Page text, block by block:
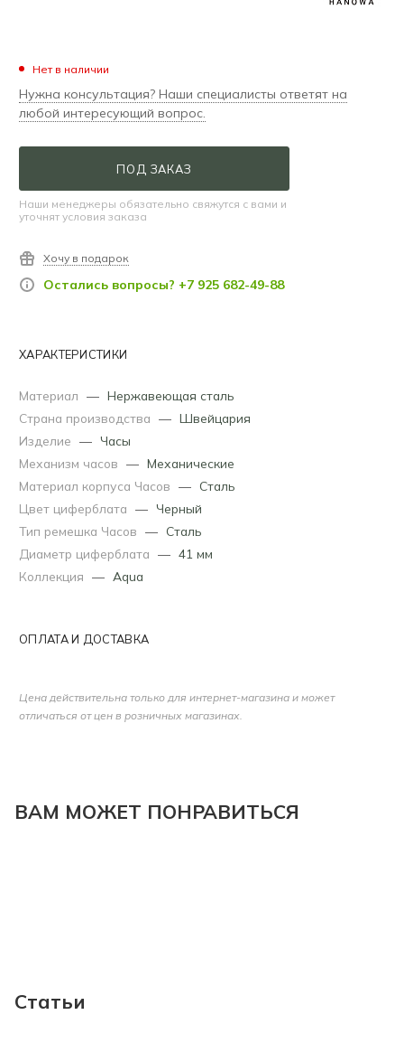
Нет в наличии
Нужна консультация? Наши специалисты ответят на
любой интересующий вопрос.
ПОД ЗАКАЗ
Наши менеджеры обязательно свяжутся с вами и
уточнят условия заказа
Хочу в подарок
Остались вопросы? +7 925 682-49-88
ХАРАКТЕРИСТИКИ
Материал — Нержавеющая сталь
Страна производства — Швейцария
Изделие — Часы
Механизм часов — Механические
Материал корпуса Часов — Сталь
Цвет циферблата — Черный
Тип ремешка Часов — Сталь
Диаметр циферблата — 41 мм
Коллекция — Aqua
ОПЛАТА И ДОСТАВКА
Цена действительна только для интернет-магазина и может
отличаться от цен в розничных магазинах.
ВАМ МОЖЕТ ПОНРАВИТЬСЯ
Статьи